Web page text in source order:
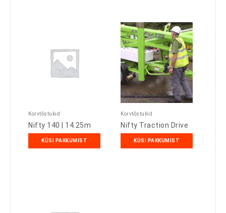
Korvtõstukid
Nifty 140 | 14.25m
KÜSI PAKKUMIST
Korvtõstukid
Nifty Traction Drive
KÜSI PAKKUMIST